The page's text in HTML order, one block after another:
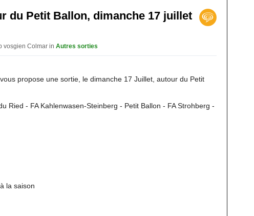
du Petit Ballon, dimanche 17 juillet
vosgien Colmar in Autres sorties
propose une sortie, le dimanche 17 Juillet, autour du Petit
Ried - FA Kahlenwasen-Steinberg - Petit Ballon - FA Strohberg -
la saison